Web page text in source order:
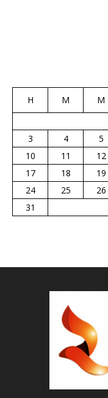
H M M
3
4 5
10
11 12
17
18 19
24
25 26
31